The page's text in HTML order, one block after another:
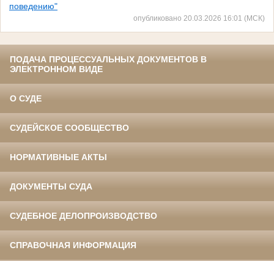
поведению"
опубликовано 20.03.2026 16:01 (МСК)
ПОДАЧА ПРОЦЕССУАЛЬНЫХ ДОКУМЕНТОВ В
ЭЛЕКТРОННОМ ВИДЕ
О СУДЕ
СУДЕЙСКОЕ СООБЩЕСТВО
НОРМАТИВНЫЕ АКТЫ
ДОКУМЕНТЫ СУДА
СУДЕБНОЕ ДЕЛОПРОИЗВОДСТВО
СПРАВОЧНАЯ ИНФОРМАЦИЯ